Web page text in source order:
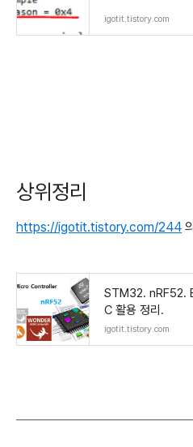
igotit.tistory.com
상위정리
https://igotit.tistory.com/244
STM32. nRF52.
C 활용 정리.
igotit.tistory.com